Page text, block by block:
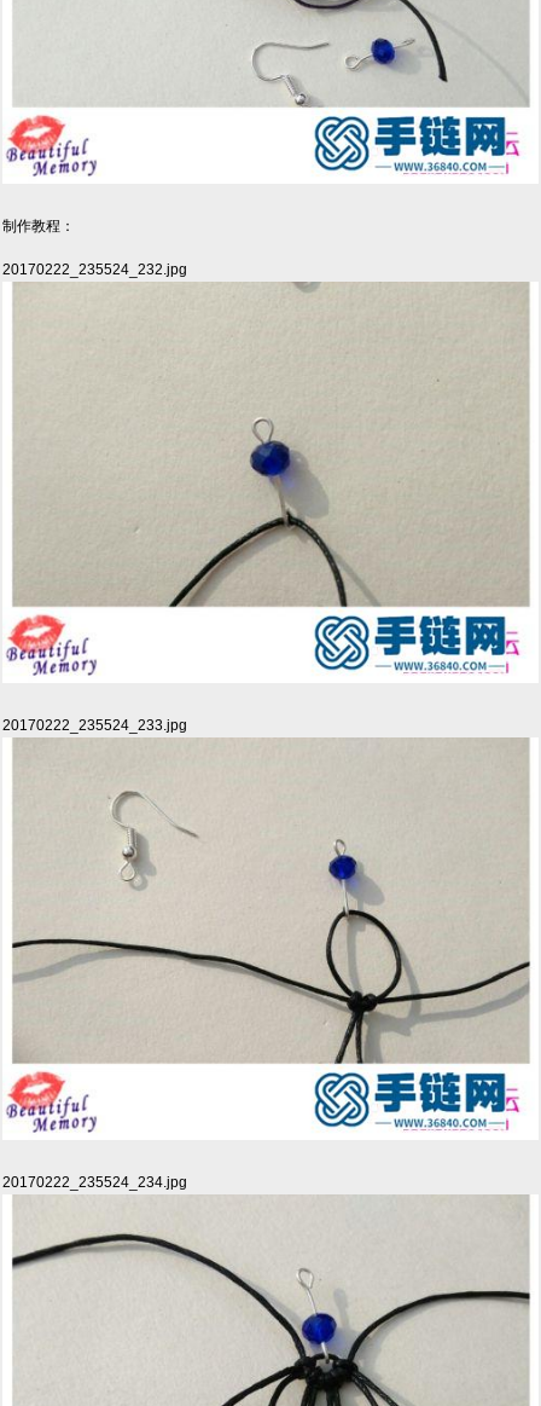
制作教程：
20170222_235524_232.jpg
20170222_235524_233.jpg
20170222_235524_234.jpg